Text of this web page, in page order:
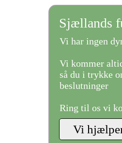
Sjællands
Vi har ingen
Vi kommer
så du i trykke
beslutninger
Ring til os vi